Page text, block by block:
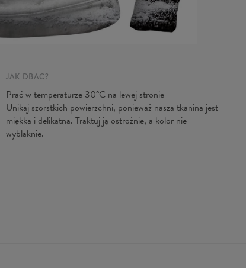
JAK DBAĆ?
Prać w temperaturze 30°C na lewej stronie
Unikaj szorstkich powierzchni, ponieważ nasza tkanina jest
miękka i delikatna. Traktuj ją ostrożnie, a kolor nie
wyblaknie.